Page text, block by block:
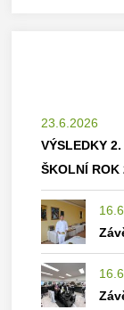
23.6.2026
VÝSLEDKY
ŠKOLNÍ ROK